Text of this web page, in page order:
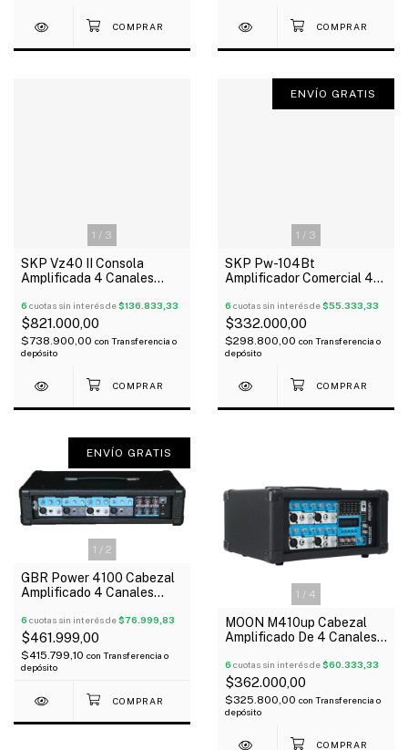
1 / 3
SKP Vz40 II Consola
Amplificada 4 Canales
48V
6 cuotas sin interés de$136.833,33
$821.000,00
$738.900,00 con Transferencia o
depósito
1 / 3
ENVÍO GRATIS
SKP Pw-104Bt
Amplificador Comercial 4X
Salidas Oferta!
6 cuotas sin interés de$55.333,33
$332.000,00
$298.800,00 con Transferencia o
depósito
1 / 2
ENVÍO GRATIS
GBR Power 4100 Cabezal
Amplificado 4 Canales
6 cuotas sin interés de$76.999,83
$461.999,00
$415.799,10 con Transferencia o
depósito
1 / 4
MOON M410up Cabezal
Amplificado De 4 Canales
Bluetooth
6 cuotas sin interés de$60.333,33
$362.000,00
$325.800,00 con Transferencia o
depósito